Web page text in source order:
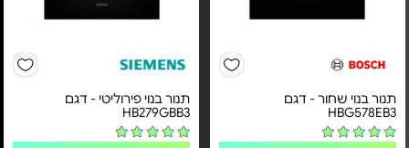
תנור בנוי שחור - דגם
HBG578EB3
תנור בנוי פירוליטי - דגם
HB279GBB3